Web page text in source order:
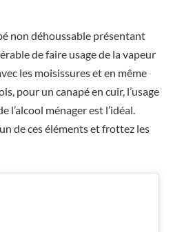
non déhoussable présentant
de faire usage de la vapeur
les moisissures et en même
pour un canapé en cuir, l’usage
l’alcool ménager est l’idéal.
de ces éléments et frottez les